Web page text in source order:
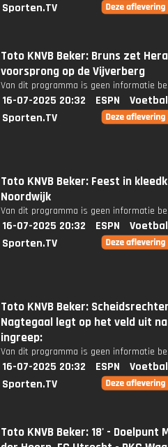
Sporten.TV
Toto KNVB Beker: Bruns zet
voorsprong op de Vijverberg
Van dit programma is geen informatie
16-07-2025 20:32 ESPN
Sporten.TV
Toto KNVB Beker: Feest in
Noordwijk
Van dit programma is geen informatie
16-07-2025 20:32 ESPN
Sporten.TV
Toto KNVB Beker:
Nagtegaal legt op het veld uit na
ingreep:
Van dit programma is geen informatie
16-07-2025 20:32 ESPN
Sporten.TV
Toto KNVB Beker: 18' - Doelpunt